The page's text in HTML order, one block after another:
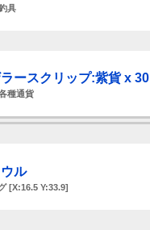
具
ースクリップ:紫貨 x 30
種通貨
ル
[X:16.5 Y:33.9]